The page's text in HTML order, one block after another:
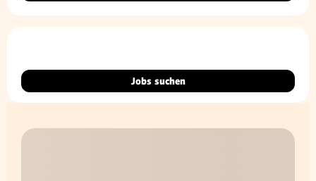
Jobs suchen